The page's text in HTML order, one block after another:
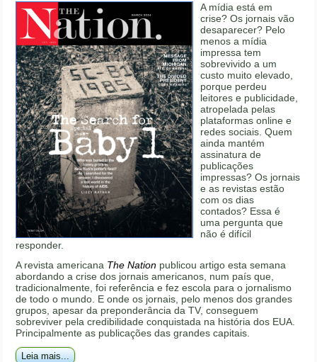
A mídia está em
crise? Os jornais vão
desaparecer? Pelo
menos a mídia
impressa tem
sobrevivido a um
custo muito elevado,
porque perdeu
leitores e publicidade,
atropelada pelas
plataformas online e
redes sociais. Quem
ainda mantém
assinatura de
publicações
impressas? Os jornais
e as revistas estão
com os dias
contados? Essa é
uma pergunta que
não é difícil
responder.
A revista americana The Nation publicou artigo esta semana
abordando a crise dos jornais americanos, num país que,
tradicionalmente, foi referência e fez escola para o jornalismo
de todo o mundo. E onde os jornais, pelo menos dos grandes
grupos, apesar da preponderância da TV, conseguem
sobreviver pela credibilidade conquistada na história dos EUA.
Principalmente as publicações das grandes capitais.
Leia mais...